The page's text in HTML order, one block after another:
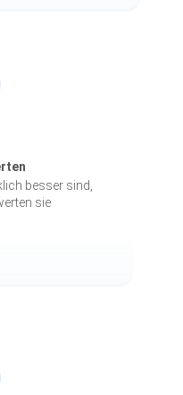
besser sind,
sie